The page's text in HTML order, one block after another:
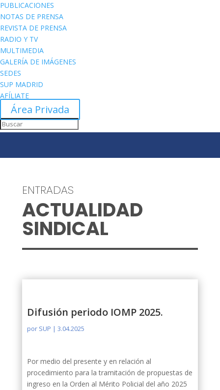
PUBLICACIONES
NOTAS DE PRENSA
REVISTA DE PRENSA
RADIO Y TV
MULTIMEDIA
GALERÍA DE IMÁGENES
SEDES
SUP MADRID
AFÍLIATE
Área Privada
ENTRADAS
ACTUALIDAD
SINDICAL
Difusión periodo IOMP 2025.
por SUP | 3.04.2025
Por medio del presente y en relación al
procedimiento para la tramitación de propuestas de
ingreso en la Orden al Mérito Policial del año 2025